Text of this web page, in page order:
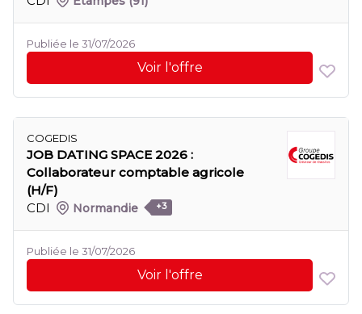
Publiée le 31/07/2026
Voir l'offre
COGEDIS
JOB DATING SPACE 2026 :
Collaborateur comptable agricole
(H/F)
CDI
Normandie +3
Publiée le 31/07/2026
Voir l'offre